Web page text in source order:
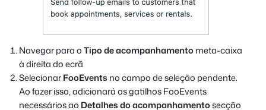
Navegar para oTipo de acompanhamentometa-caixa
à direita do ecrã
SelecionarFooEvents no campo de seleção pendente.
Ao fazer isso, adicionará os gatilhos FooEvents
necessários ao Detalhes do acompanhamentosecção